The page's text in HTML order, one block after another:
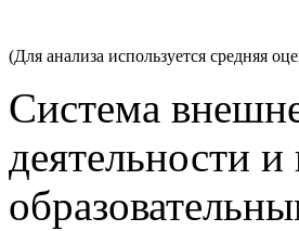
(Для анализа используется средняя
Система
деятельности